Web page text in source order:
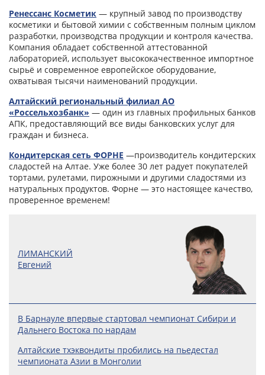
Ренессанс Косметик — крупный завод по производству
косметики и бытовой химии с собственным полным циклом
разработки, производства продукции и контроля качества.
Компания обладает собственной аттестованной
лабораторией, использует высококачественное импортное
сырьё и современное европейское оборудование,
охватывая тысячи наименований продукции.
Алтайский региональный филиал АО
«Россельхозбанк» — один из главных профильных банков
АПК, предоставляющий все виды банковских услуг для
граждан и бизнеса.
Кондитерская сеть ФОРНЕ —производитель кондитерских
сладостей на Алтае. Уже более 30 лет радует покупателей
тортами, рулетами, пирожными и другими сладостями из
натуральных продуктов. Форне — это настоящее качество,
проверенное временем!
ЛИМАНСКИЙ
Евгений
В Барнауле впервые стартовал чемпионат Сибири и
Дальнего Востока по нардам
Алтайские тхэквондиты пробились на пьедестал
чемпионата Азии в Монголии